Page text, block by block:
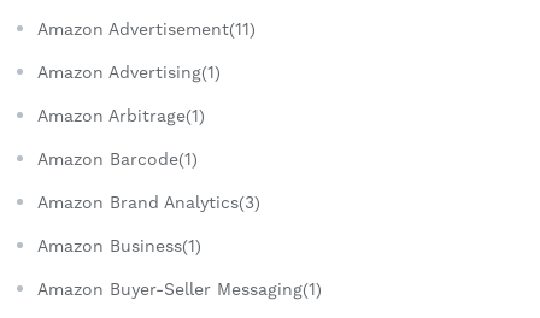
Amazon Advertisement(11)
Amazon Advertising(1)
Amazon Arbitrage(1)
Amazon Barcode(1)
Amazon Brand Analytics(3)
Amazon Business(1)
Amazon Buyer-Seller Messaging(1)